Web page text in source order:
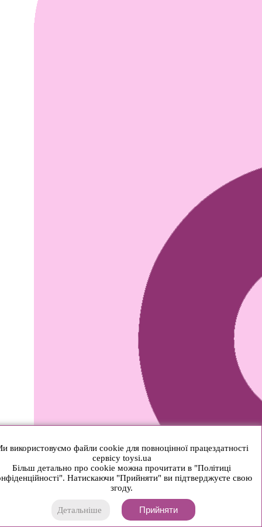
використовуємо файли cookie для повноцінної працездатності
сервісу toysi.ua
Більш детально про cookie можна прочитати в "Політиці
Натискаючи "Прийняти" ви підтверджуєте свою
згоду.
Детальніше Прийняти